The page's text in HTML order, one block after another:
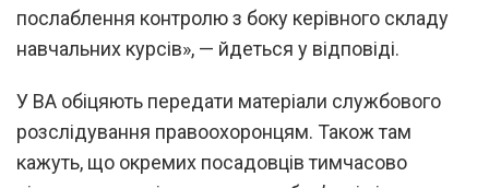
послаблення контролю з боку керівного складу
навчальних курсів», — йдеться у відповіді.
У ВА обіцяють передати матеріали службового
розслідування правоохоронцям. Також там
кажуть, що окремих посадовців тимчасово